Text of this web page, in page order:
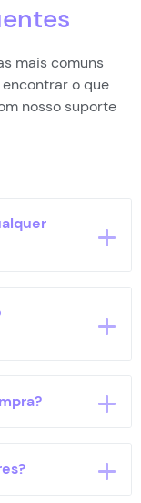
mais comuns
encontrar o que
nosso suporte
(cartão de